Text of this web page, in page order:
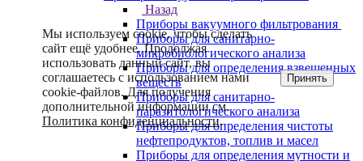
Назад
Приборы вакуумного фильтрования
Приборы для санитарно-
микробиологического анализа
Приборы для определения взвешенных
веществ
Приборы для санитарно-
паразитологического анализа
Приборы для определения чистоты
нефтепродуктов, топлив и масел
Приборы для определения мутности и
Мы используем cookie, чтобы сделать
сайт ещё удобнее. Продолжая
использовать данный сайт, вы
соглашаетесь с использованием нами
cookie-файлов. Для получения
дополнительной информации см.
Политика конфиденциальности.
Принять